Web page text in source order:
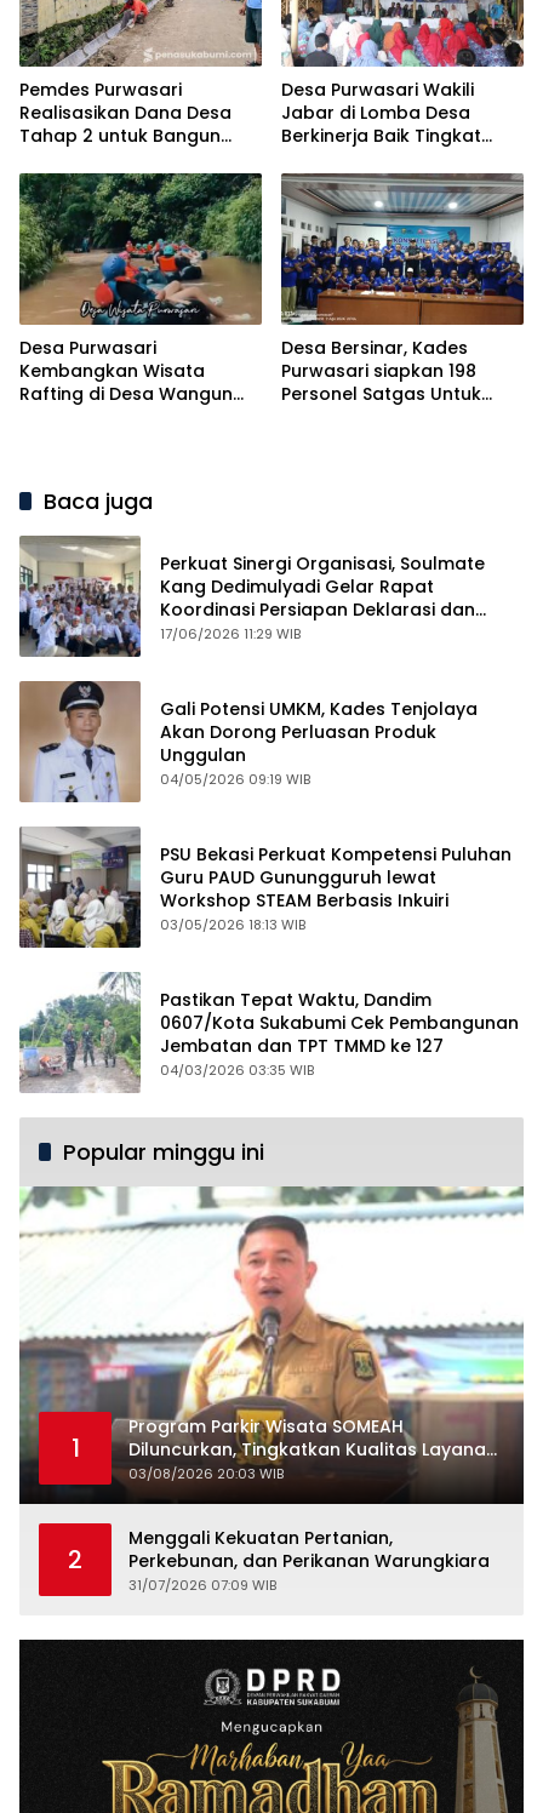
Pemdes Purwasari
Realisasikan Dana Desa
Tahap 2 untuk Bangun
Desa Purwasari Wakili
Jabar di Lomba Desa
Berkinerja Baik Tingkat
Desa Purwasari
Kembangkan Wisata
Rafting di Desa Wangun
Desa Bersinar, Kades
Purwasari siapkan 198
Personel Satgas Untuk
Baca juga
Perkuat Sinergi Organisasi, Soulmate
Kang Dedimulyadi Gelar Rapat
Koordinasi Persiapan Deklarasi dan
Mubes
17/06/2026 11:29 WIB
Gali Potensi UMKM, Kades Tenjolaya
Akan Dorong Perluasan Produk
Unggulan
04/05/2026 09:19 WIB
PSU Bekasi Perkuat Kompetensi Puluhan
Guru PAUD Gunungguruh lewat
Workshop STEAM Berbasis Inkuiri
03/05/2026 18:13 WIB
Pastikan Tepat Waktu, Dandim
0607/Kota Sukabumi Cek Pembangunan
Jembatan dan TPT TMMD ke 127
04/03/2026 03:35 WIB
Popular minggu ini
1
Program Parkir Wisata SOMEAH
Diluncurkan, Tingkatkan Kualitas Layanan
Kepariwisataan
03/08/2026 20:03 WIB
2
Menggali Kekuatan Pertanian,
Perkebunan, dan Perikanan Warungkiara
31/07/2026 07:09 WIB